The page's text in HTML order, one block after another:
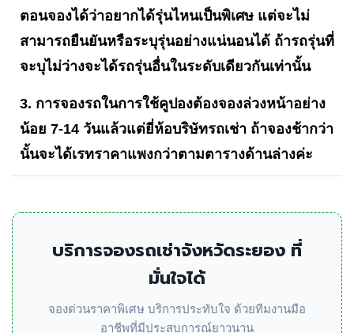
ตอนจองได้ว่าอยากได้รุ่นไหนเป็นพิเศษ แต่จะไม่
สามารถยืนยันหรือระบุรุ่นอย่างแน่นอนได้ ถ้ารถรุ่นที่
จะบุไม่ว่างจะได้รถรุ่นอื่นในระดับเดียวกันเท่านั้น
3. การจองรถในการใช้คูปองต้องจองล่วงหน้าอย่าง
น้อย 7-14 วันแล้วแต่ยี่ห้อบริษัทรถเช่า ถ้าจองช้ากว่า
นั้นจะได้เรทราคาแพงกว่าตามตารางด้านล่างค่ะ
บริการจองรถเช่าจังหวัดระยอง ที่
มั่นใจได้
จองด่วนราคาพิเศษ บริการประทับใจ ด้วยทีมงานมือ
อาชีพที่มีประสบการณ์ยาวนาน